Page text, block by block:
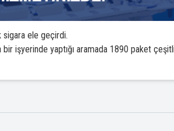
sigara ele geçirdi.
işyerinde yaptığı aramada 1890 paket